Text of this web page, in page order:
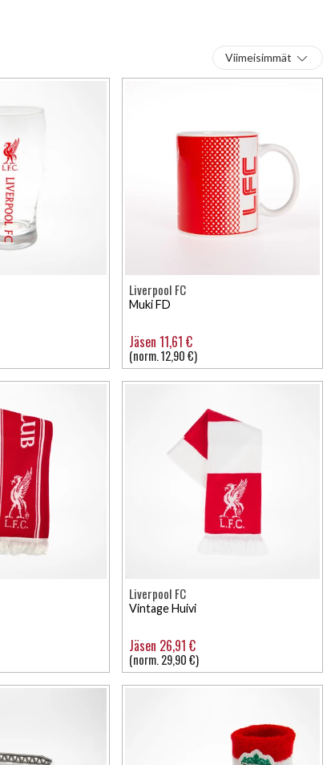
Viimeisimmät
Liverpool FC
Muki FD
Jäsen 11,61 €
(norm. 12,90 €)
Liverpool FC
Vintage Huivi
Jäsen 26,91 €
(norm. 29,90 €)